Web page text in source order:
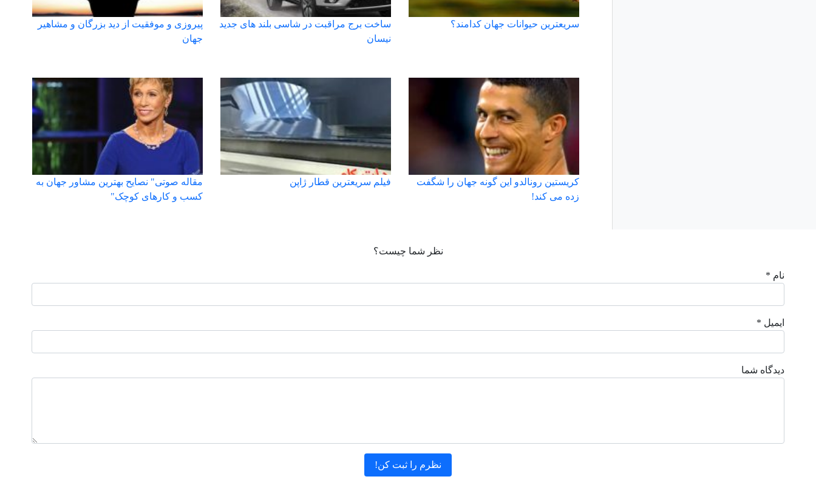
سریعترین حیوانات جهان کدامند؟
ساخت برج مراقبت در شاسی بلند های جدید
نیسان
پیروزی و موفقیت از دید بزرگان و مشاهیر
جهان
کریستین رونالدو این گونه جهان را شگفت
زده می کند!
فیلم سریعترین قطار ژاپن
مقاله صوتی" نصایح بهترین مشاور جهان به
کسب و کارهای کوچک"
نظر شما چیست؟
نام *
ایمیل *
دیدگاه شما